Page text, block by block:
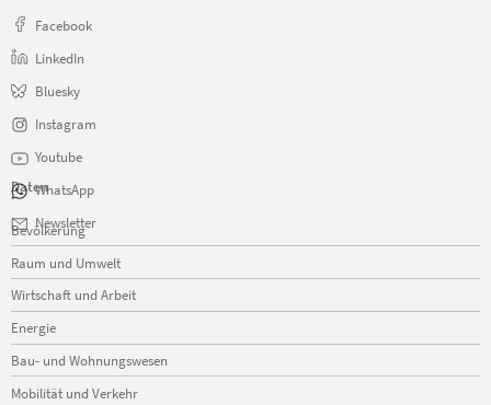
Facebook
LinkedIn
Bluesky
Instagram
Youtube
WhatsApp
Newsletter
Daten
Navigation
überspringen
Bevölkerung
Raum und Umwelt
Wirtschaft und Arbeit
Energie
Bau- und Wohnungswesen
Mobilität und Verkehr